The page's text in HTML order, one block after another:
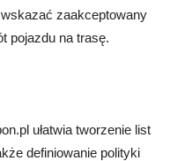
zaakceptowany
pojazdu na trasę.
ułatwia tworzenie list
definiowanie polityki